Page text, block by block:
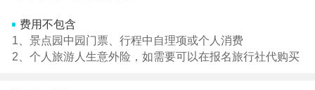
费用不包含
1、景点园中园门票、行程中自理项或个人消费
2、个人旅游人生意外险，如需要可以在报名旅行社代购买